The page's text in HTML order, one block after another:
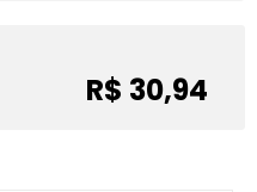
R$ 30,94